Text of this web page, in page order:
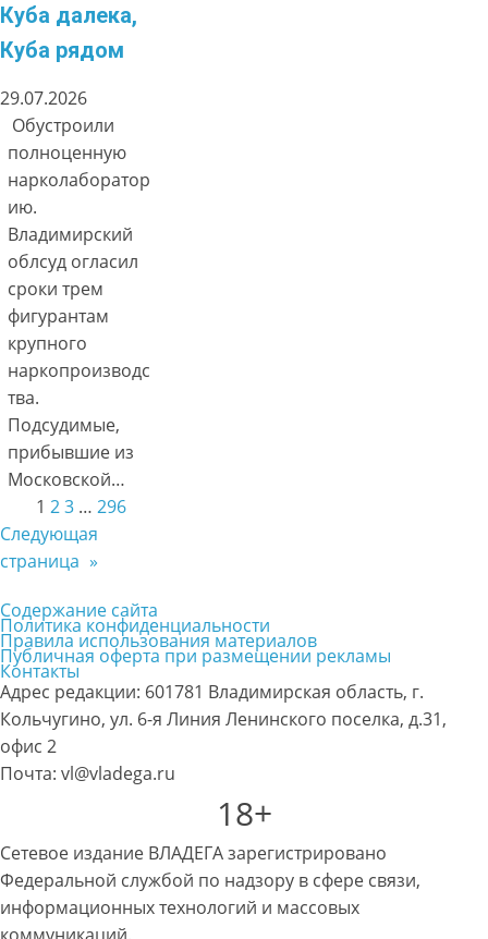
Куба далека,
Куба рядом
29.07.2026
Обустроили
полноценную
нарколаборатор
ию.
Владимирский
облсуд огласил
сроки трем
фигурантам
крупного
наркопроизводс
тва.
Подсудимые,
прибывшие из
Московской…
1 23 … 296
Следующая
страница »
Содержание сайта
Политика конфиденциальности
Правила использования материалов
Публичная оферта при размещении рекламы
Контакты
Адрес редакции: 601781 Владимирская область, г.
Кольчугино, ул. 6-я Линия Ленинского поселка, д.31,
офис 2
Почта: vl@vladega.ru
18+
Сетевое издание ВЛАДЕГА зарегистрировано
Федеральной службой по надзору в сфере связи,
информационных технологий и массовых